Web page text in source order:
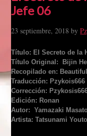
Jefe 06
23 septiembre, 2018 by
Título: El Secreto de la
Título Original: Bijin
Recopilado en:
Traducción: Pzykois666
Corrección:
Edición: Ronan
Autor: Yamazaki
Artista: Tatsunami